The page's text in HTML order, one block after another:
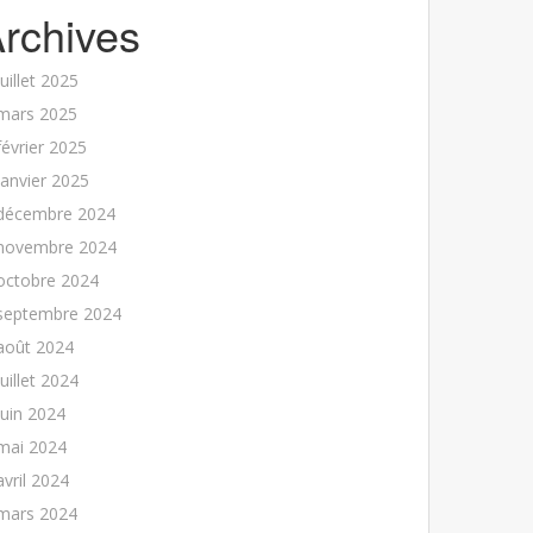
2025
2025
2025
2025
2024
2024
2024
2024
2024
2024
2024
2024
2024
2024